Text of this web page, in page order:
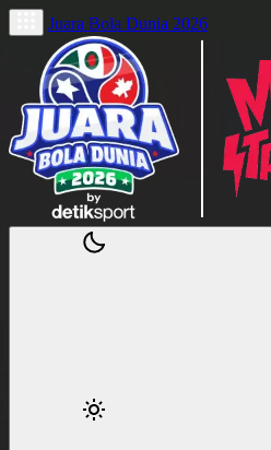
Juara Bola Dunia 2026